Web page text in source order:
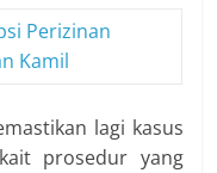
Perizinan
Kamil
lagi kasus
prosedur yang